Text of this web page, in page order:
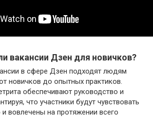
вакансии Дзен для новичков?
в сфере Дзен подходят людям
новичков до опытных практиков.
обеспечивают руководство и
что участники будут чувствовать
вовлечены на протяжении всего